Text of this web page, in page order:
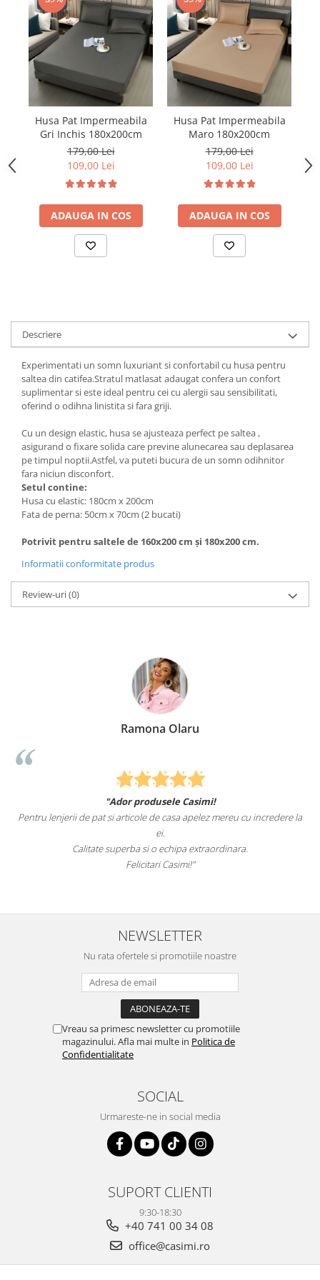
Husa Pat Impermeabila
Gri Inchis 180x200cm
179,00 Lei
109,00 Lei
ADAUGA IN COS
Husa Pat Impermeabila
Maro 180x200cm
179,00 Lei
109,00 Lei
ADAUGA IN COS
Descriere
Experimentati un somn luxuriant si confortabil cu husa pentru
saltea din catifea.Stratul matlasat adaugat confera un confort
suplimentar si este ideal pentru cei cu alergii sau sensibilitati,
oferind o odihna linistita si fara griji.
Cu un design elastic, husa se ajusteaza perfect pe saltea ,
asigurand o fixare solida care previne alunecarea sau deplasarea
pe timpul noptii.Astfel, va puteti bucura de un somn odihnitor
fara niciun disconfort.
Setul contine:
Husa cu elastic: 180cm x 200cm
Fata de perna: 50cm x 70cm (2 bucati)
Potrivit pentru saltele de 160x200 cm şi 180x200 cm.
Informatii conformitate produs
Review-uri(0)
Ramona Olaru
"Ador produsele Casimi!
Pentru lenjerii de pat si articole de casa apelez mereu cu incredere la
ei.
Calitate superba si o echipa extraordinara.
Felicitari Casimi!"
NEWSLETTER
Nu rata ofertele si promotiile noastre
Vreau sa primesc newsletter cu promotiile
magazinului. Afla mai multe in Politica de
Confidentialitate
SOCIAL
Urmareste-ne in social media
SUPORT CLIENTI
9:30-18:30
+40 741 00 34 08
office@casimi.ro